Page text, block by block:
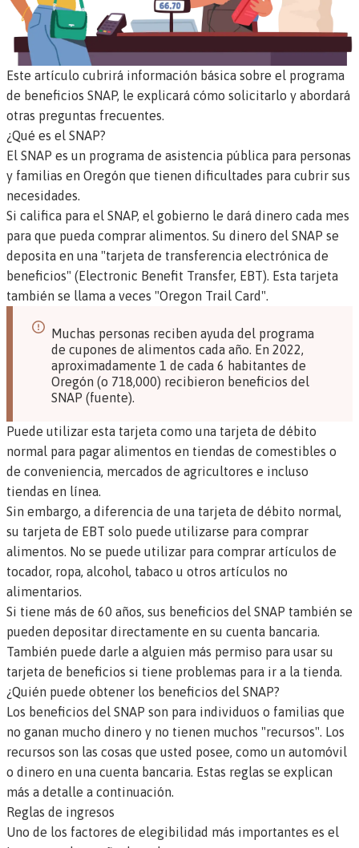
Este artículo cubrirá información básica sobre el programa
de beneficios SNAP, le explicará cómo solicitarlo y abordará
otras preguntas frecuentes.
¿Qué es el SNAP?
El SNAP es un programa de asistencia pública para personas
y familias en Oregón que tienen dificultades para cubrir sus
necesidades.
Si califica para el SNAP, el gobierno le dará dinero cada mes
para que pueda comprar alimentos. Su dinero del SNAP se
deposita en una "tarjeta de transferencia electrónica de
beneficios" (Electronic Benefit Transfer, EBT). Esta tarjeta
también se llama a veces "Oregon Trail Card".
Muchas personas reciben ayuda del programa
de cupones de alimentos cada año. En 2022,
aproximadamente 1 de cada 6 habitantes de
Oregón (o 718,000) recibieron beneficios del
SNAP (fuente).
Puede utilizar esta tarjeta como una tarjeta de débito
normal para pagar alimentos en tiendas de comestibles o
de conveniencia, mercados de agricultores e incluso
tiendas en línea.
Sin embargo, a diferencia de una tarjeta de débito normal,
su tarjeta de EBT solo puede utilizarse para comprar
alimentos. No se puede utilizar para comprar artículos de
tocador, ropa, alcohol, tabaco u otros artículos no
alimentarios.
Si tiene más de 60 años, sus beneficios del SNAP también se
pueden depositar directamente en su cuenta bancaria.
También puede darle a alguien más permiso para usar su
tarjeta de beneficios si tiene problemas para ir a la tienda.
¿Quién puede obtener los beneficios del SNAP?
Los beneficios del SNAP son para individuos o familias que
no ganan mucho dinero y no tienen muchos "recursos". Los
recursos son las cosas que usted posee, como un automóvil
o dinero en una cuenta bancaria. Estas reglas se explican
más a detalle a continuación.
Reglas de ingresos
Uno de los factores de elegibilidad más importantes es el